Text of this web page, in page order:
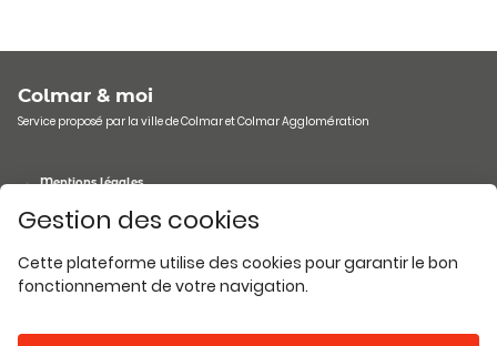
Colmar & moi
Service proposé par la ville de Colmar et Colmar Agglomération
Mentions légales
Nous contacter
FAQ
Ce portail est propulsé par
Gestion des cookies
Cette plateforme utilise des cookies pour garantir le bon
fonctionnement de votre navigation.